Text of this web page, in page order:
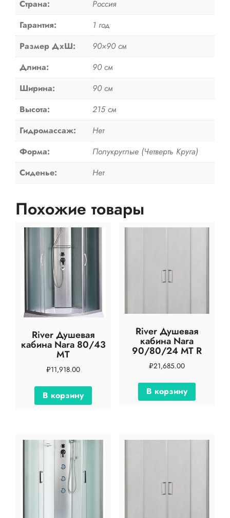
Страна:
Россия
Гарантия:
1 год
Размер ДхШ:
90×90 см
Длина:
90 см
Ширина:
90 см
Высота:
215 см
Гидромассаж:
Нет
Форма:
Полукруглые (Четверть Круга)
Сиденье:
Нет
Похожие товары
River Душевая
кабина Nara 80/43
MT
₽11,918.00
В корзину
River Душевая
кабина Nara
90/80/24 МТ R
₽21,685.00
В корзину